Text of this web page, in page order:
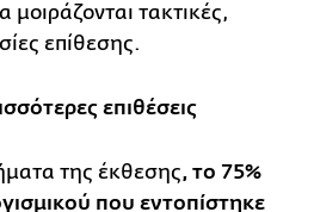
μοιράζονται τακτικές,
επίθεσης.
επιθέσεις
της έκθεσης, το 75%
που εντοπίστηκε